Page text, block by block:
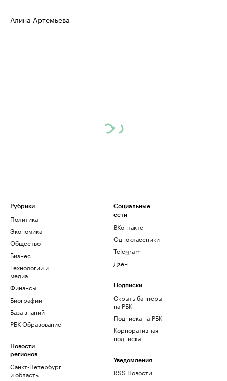
Алина Артемьева
Рубрики
Политика
Экономика
Общество
Бизнес
Технологии и
медиа
Финансы
Биографии
База знаний
РБК Образование
Новости
регионов
Санкт-Петербург
и область
Социальные
сети
ВКонтакте
Одноклассники
Telegram
Дзен
Подписки
Скрыть баннеры
на РБК
Подписка на РБК
Корпоративная
подписка
Уведомления
RSS Новости